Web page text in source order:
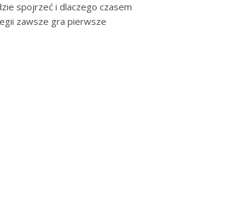
spojrzeć i dlaczego czasem
zawsze gra pierwsze